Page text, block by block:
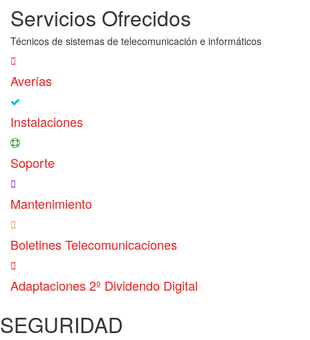
Servicios Ofrecidos
Técnicos de sistemas de telecomunicación e informáticos
Averías
Instalaciones
Soporte
Mantenimiento
Boletines Telecomunicaciones
Adaptaciones 2º Dividendo Digital
SEGURIDAD